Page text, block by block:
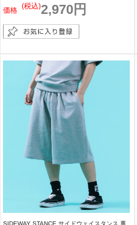
価格 2,970円
(税込)
SIDEWAY STANCE サイドウェイスタンス 裏